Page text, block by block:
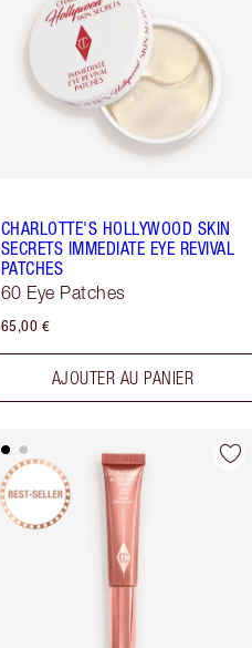
CHARLOTTE'S HOLLYWOOD SKIN
SECRETS IMMEDIATE EYE REVIVAL
PATCHES
60 Eye Patches
65,00 €
AJOUTER AU PANIER